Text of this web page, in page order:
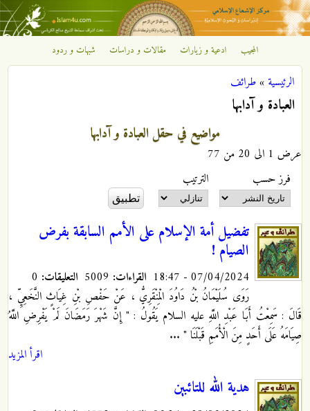
تجاوز إلى المحتوى الرئيسي
مركز
الإشعاع
الإسلامي
المجيب ادعية و زيارات مقالات و دراسات شبهات و ردود
أنت هنا
الرئيسية»طرائف
العبادة و آدابها
مواضيع في حقل العبادة و آدابها
عرض 1 الى 20 من 77
‏فرز حسب ‏
‏الترتيب ‏
تفضيل أمة الإسلام على الأمم السابقة بفرض
الصيام !
07/04/2024 - 18:47 القراءات: التعليقات:
رَوَى سُلَيْمَانُ بْنُ دَاوُدَ الْمِنْقَرِيُّ ، عَنْ حَفْصِ بْنِ غِيَاثٍ النَّخَعِيِّ ،
قَالَ : سَمِعْتُ أَبَا عَبْدِ اللَّهِ عليه السلام يَقُولُ‏ : " إِنَّ شَهْرَ رَمَضَانَ لَمْ يَفْرِضِ اللَّهُ
صِيَامَهُ عَلَى أَحَدٍ مِنَ الْأُمَمِ قَبْلَنَا " ...
اقرأ المزيد
هدية الله للتائبين